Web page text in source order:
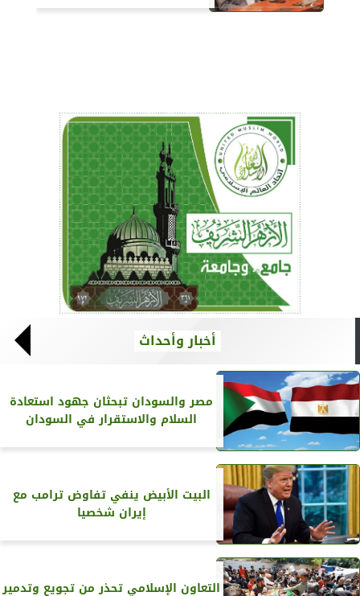
أخبار وأحداث
مصر والسودان تبحثان جهود استعادة
السلام والاستقرار في السودان
البيت الأبيض ينفي تفاوض ترامب مع
إيران شخصيا
التعاون الإسلامي تحذر من تجويع وتدمير